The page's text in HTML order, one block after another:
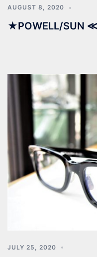
AUGUST 8, 2020
★POWELL/SUN
JULY 25, 2020